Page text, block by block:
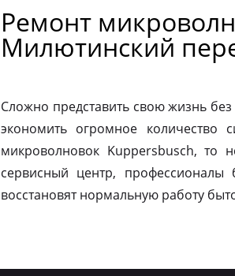
Ремонт
Милютинский
Сложно представить свою жизнь
экономить огромное количество
микроволновок Kuppersbusch, то
сервисный центр, профессионалы
восстановят нормальную работу